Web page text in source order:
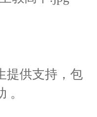
提供支持，包
。